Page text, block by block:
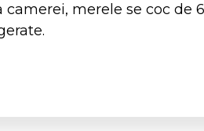
camerei, merele se coc de